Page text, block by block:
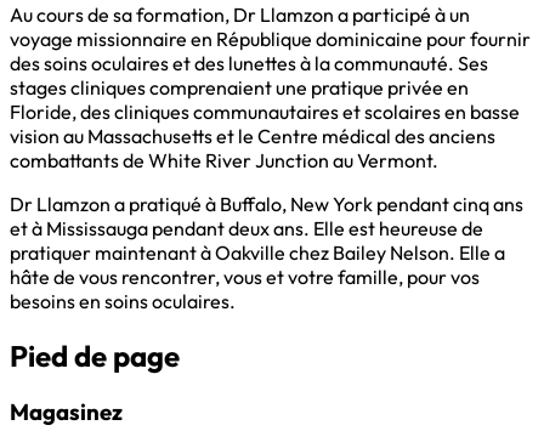
Au cours de sa formation, Dr Llamzon a participé à un
voyage missionnaire en République dominicaine pour fournir
des soins oculaires et des lunettes à la communauté. Ses
stages cliniques comprenaient une pratique privée en
Floride, des cliniques communautaires et scolaires en basse
vision au Massachusetts et le Centre médical des anciens
combattants de White River Junction au Vermont.
Dr Llamzon a pratiqué à Buffalo, New York pendant cinq ans
et à Mississauga pendant deux ans. Elle est heureuse de
pratiquer maintenant à Oakville chez Bailey Nelson. Elle a
hâte de vous rencontrer, vous et votre famille, pour vos
besoins en soins oculaires.
Pied de page
Magasinez